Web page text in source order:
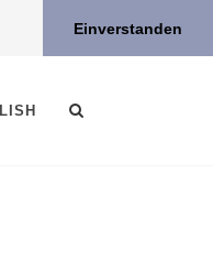
Einverstanden